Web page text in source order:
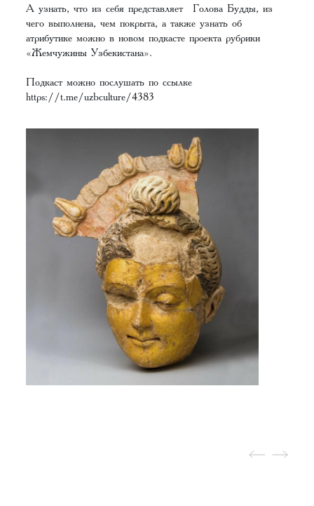
А узнать, что из себя представляет Голова Будды, из
чего выполнена, чем покрыта, а также узнать об
атрибутике можно в новом подкасте проекта рубрики
«Жемчужины Узбекистана».
Подкаст можно послушать по ссылке
https://t.me/uzbculture/4383